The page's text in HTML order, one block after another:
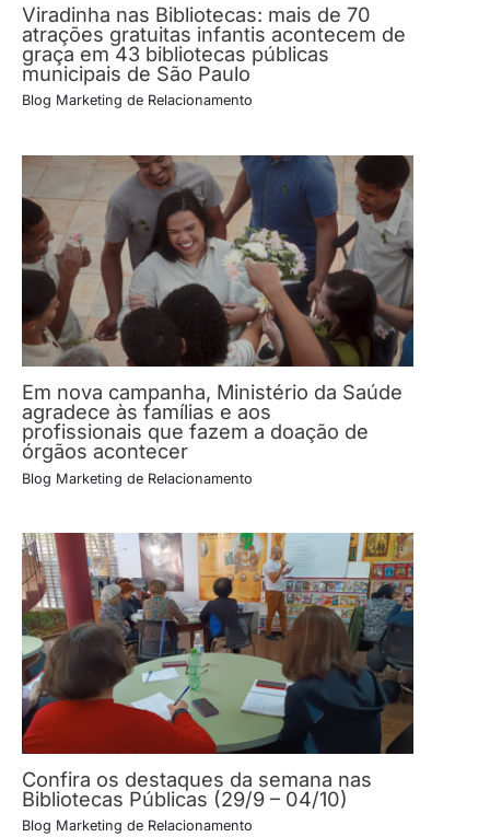
Viradinha nas Bibliotecas: mais de 70
atrações gratuitas infantis acontecem de
graça em 43 bibliotecas públicas
municipais de São Paulo
Blog Marketing de Relacionamento
Em nova campanha, Ministério da Saúde
agradece às famílias e aos
profissionais que fazem a doação de
órgãos acontecer
Blog Marketing de Relacionamento
Confira os destaques da semana nas
Bibliotecas Públicas (29/9 – 04/10)
Blog Marketing de Relacionamento